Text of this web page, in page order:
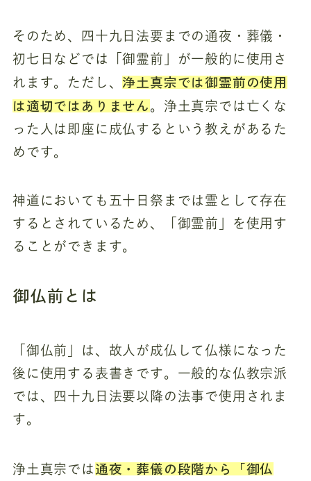
そのため、四十九日法要までの通夜・葬儀・
初七日などでは「御霊前」が一般的に使用さ
れます。ただし、 浄土真宗では御霊前の使用
は適切ではありません。浄土真宗では亡くな
った人は即座に成仏するという教えがあるた
めです。
神道においても五十日祭までは霊として存在
するとされているため、「御霊前」を使用す
ることができます。
御仏前とは
「御仏前」は、故人が成仏して仏様になった
後に使用する表書きです。一般的な仏教宗派
では、四十九日法要以降の法事で使用されま
す。
浄土真宗では通夜・葬儀の段階から「御仏